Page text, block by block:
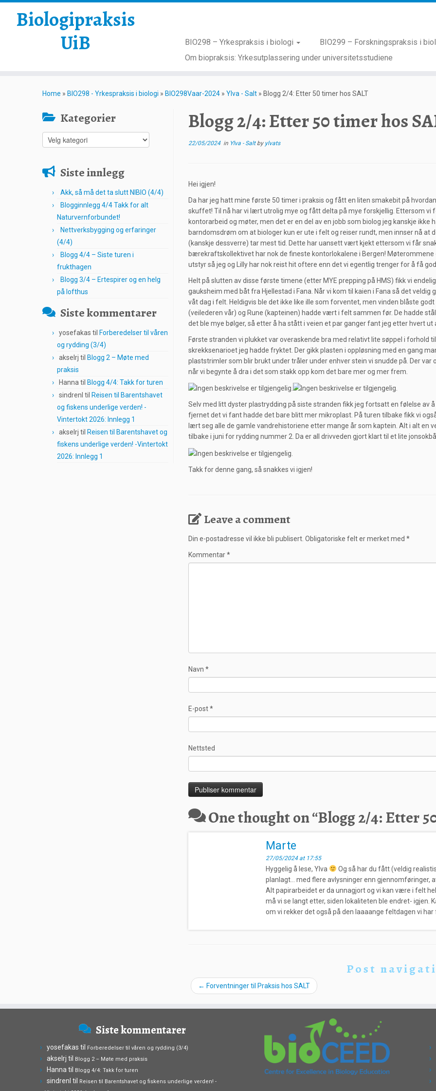
Biologipraksis
UiB
BIO298 – Yrkespraksis i biologi
BIO299 – Forskningspraksis i
Om biopraksis: Yrkesutplassering under universitetsstudiene
Home » BIO298 - Yrkespraksis i biologi » BIO298Vaar-2024 » Ylva - Salt » Blogg 2/4: Etter 50 timer hos SALT
Kategorier
Kategorier
Siste innlegg
Akk, så må det ta slutt NIBIO (4/4)
Blogginnlegg 4/4 Takk for alt
Naturvernforbundet!
Nettverksbygging og erfaringer
(4/4)
Blogg 4/4 – Siste turen i
frukthagen
Blogg 3/4 – Ertespirer og en helg
på lofthus
Siste kommentarer
yosefakas til Forberedelser til våren
og rydding (3/4)
akselrj til Blogg 2 – Møte med
praksis
Hanna til Blogg 4/4: Takk for turen
sindrenl til Reisen til Barentshavet
og fiskens underlige verden! -
Vintertokt 2026: Innlegg 1
akselrj til Reisen til Barentshavet og
fiskens underlige verden! -Vintertokt
2026: Innlegg 1
Blogg 2/4: Etter 50 timer hos
22/05/2024in Ylva - Salt by ylvats
Hei igjen!
Da har jeg hatt mine første 50 timer i praksis og fått en liten smakebit på
skuffet! Til nå har vi lært utrolig mye og fått delta på mye forskjellig. Ettersom vi
kontorarbeid og møter, men det er en del av en jobb som biolog jeg kanskje ikke
barndomsdrøm om at biologer kun er ute i felt og reiser rundt, men innser nå
(kanskje dessverre) tar mest tid. Dette har uansett vært kjekt ettersom vi får
bærekraftskollektivet har nok de fineste kontorlokalene i Bergen!
utstyr så jeg og Lilly har nok reist hit oftere enn det vi egentlig trenger for å få
Helt på slutten av disse første timene (etter MYE prepping på HMS) fikk vi
gauksheim med båt fra Hjellestad i Fana. Når vi kom til kaien i Fana så det
våt dag i felt. Heldigvis ble det ikke like ille som forventet, men vinden blåste
(veilederen vår) og Rune (kapteinen) hadde vært i felt sammen før. De hadde
det ble mye bølger, så etter å ha stått i veien et par ganger fant jeg etter hvert
Første stranden vi plukket var overaskende bra med relativt lite søppel i
skrekksenarioet jeg hadde fryktet. Der gikk plasten i oppløsning med en gang
plaststrimler som blir brukt under tråler under enhver stein vi snudde på. Der
når vi begynte å dra i det som stakk opp kom det bare mer og mer frem.
Selv med litt dyster plastrydding på siste stranden fikk jeg fortsatt en følelse av
fjernet det vi fant hadde det bare blitt mer mikroplast. På turen tilbake fikk vi
lært seg alle de gamle vandrehistoriene etter mange år som kaptein. Alt i alt en
tilbake i juni for rydding nummer 2. Da er all drivveden gjort klart til et lite
Takk for denne gang, så snakkes vi igjen!
Leave a comment
Din e-postadresse vil ikke bli publisert. Obligatoriske felt er merket med *
Kommentar*
Navn *
E-post*
Nettsted
One thought on “Blogg 2/4: Etter
Marte
27/05/2024 at 17:55
Hyggelig å lese, Ylva
Og så har du fått (veldig
planlagt… med flere avlysninger enn gjennomføringer,
Alt papirarbeidet er da unnagjort og vi kan være i felt
må vi se langt etter, siden lokaliteten ble endret- igjen.
om vi rekker det også på den laaaange feltdagen vi har
Post
← Forventninger til Praksis hos SALT
Siste kommentarer
yosefakas til Forberedelser til våren og rydding (3/4)
akselrj til Blogg 2 – Møte med praksis
Hanna til Blogg 4/4: Takk for turen
sindrenl til Reisen til Barentshavet og fiskens underlige verden! -